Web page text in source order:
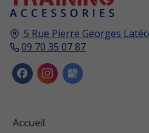
5 Rue Pierre Georges
09 70 35 07 87
Accueil